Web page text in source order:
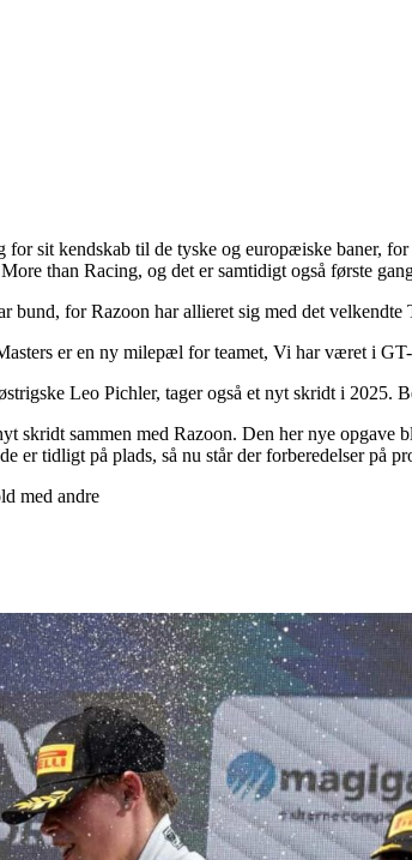
for sit kendskab til de tyske og europæiske baner,
than Racing, og det er samtidigt også første
bund, for Razoon har allieret sig med det
er en ny milepæl for teamet, Vi har været i
Leo Pichler, tager også et nyt skridt i
skridt sammen med Razoon. Den her nye
er tidligt på plads, så nu står der forberedelser på
med andre